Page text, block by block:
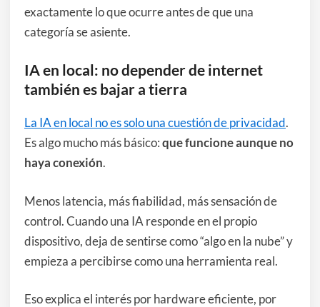
exactamente lo que ocurre antes de que una
categoría se asiente.
IA en local: no depender de internet
también es bajar a tierra
La IA en local no es solo una cuestión de privacidad.
Es algo mucho más básico:que funcione aunque no
haya conexión.
Menos latencia, más fiabilidad, más sensación de
control. Cuando una IA responde en el propio
dispositivo, deja de sentirse como “algo en la nube” y
empieza a percibirse como una herramienta real.
Eso explica el interés por hardware eficiente, por